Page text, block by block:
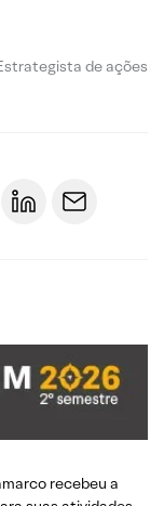
de ações
recebeu a